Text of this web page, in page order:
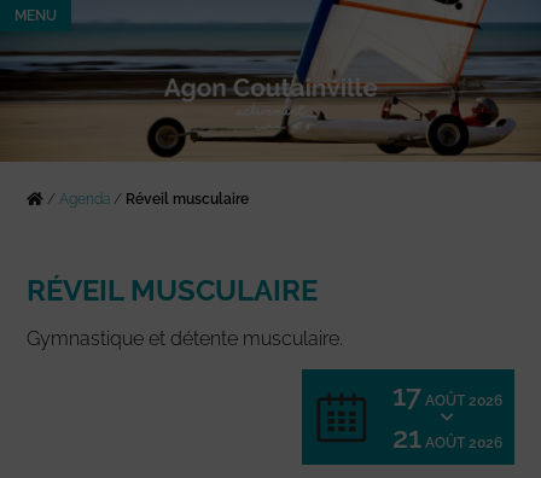
MENU
/Agenda / Réveil musculaire
RÉVEIL MUSCULAIRE
Gymnastique et détente musculaire.
17 AOÛT 2026
21 AOÛT 2026